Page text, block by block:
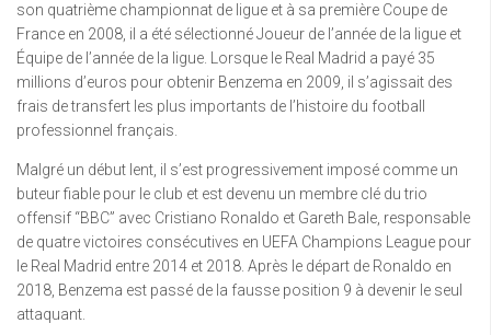
son quatrième championnat de ligue et à sa première Coupe de
France en 2008, il a été sélectionné Joueur de l’année de la ligue et
Équipe de l’année de la ligue. Lorsque le Real Madrid a payé 35
millions d’euros pour obtenir Benzema en 2009, il s’agissait des
frais de transfert les plus importants de l’histoire du football
professionnel français.
Malgré un début lent, il s’est progressivement imposé comme un
buteur fiable pour le club et est devenu un membre clé du trio
offensif “BBC” avec Cristiano Ronaldo et Gareth Bale, responsable
de quatre victoires consécutives en UEFA Champions League pour
le Real Madrid entre 2014 et 2018. Après le départ de Ronaldo en
2018, Benzema est passé de la fausse position 9 à devenir le seul
attaquant.